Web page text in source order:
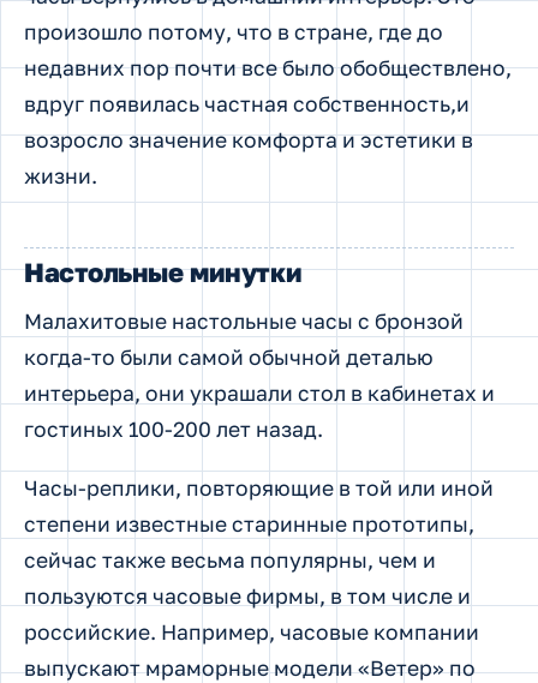
произошло потому, что в стране, где до
недавних пор почти все было обобществлено,
вдруг появилась частная собственность,и
возросло значение комфорта и эстетики в
жизни.
Настольные минутки
Малахитовые настольные часы с бронзой
когда-то были самой обычной деталью
интерьера, они украшали стол в кабинетах и
гостиных 100-200 лет назад.
Часы-реплики, повторяющие в той или иной
степени известные старинные прототипы,
сейчас также весьма популярны, чем и
пользуются часовые фирмы, в том числе и
российские. Например, часовые компании
выпускают мраморные модели «Ветер» по